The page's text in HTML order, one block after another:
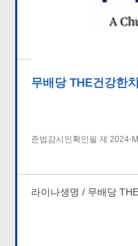
무배당 THE건강한
준법감시인확인필 제 2024-
라이나생명 / 무배당